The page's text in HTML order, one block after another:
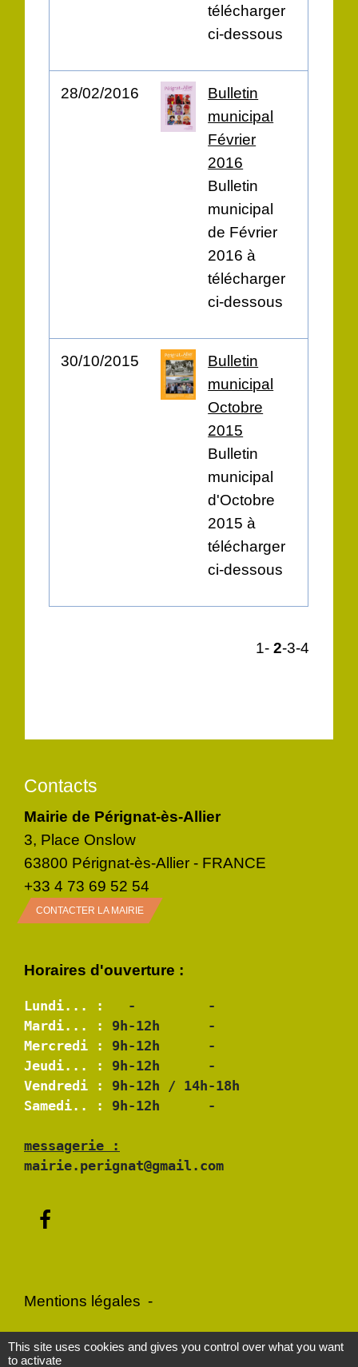
télécharger
ci-dessous
28/02/2016
Bulletin
municipal
Février
2016
Bulletin
municipal
de Février
2016 à
télécharger
ci-dessous
30/10/2015
Bulletin
municipal
Octobre
2015
Bulletin
municipal
d'Octobre
2015 à
télécharger
ci-dessous
1- 2-3-4
Contacts
Mairie de Pérignat-ès-Allier
3, Place Onslow
63800 Pérignat-ès-Allier - FRANCE
+33 4 73 69 52 54
CONTACTER LA MAIRIE
Horaires d'ouverture :
Lundi... :
Mardi... :
Mercredi :
Jeudi... :
Vendredi :
Samedi.. :
9h-12h      -
messagerie :
mairie.perignat@gmail.com
Mentions légales -
Politique de confidentialité - Accessibilité -
This site uses cookies and gives you control over what you want
to activate